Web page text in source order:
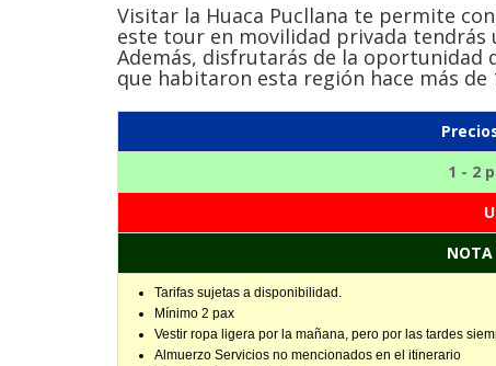
Visitar la Huaca Pucllana te permite
este tour en movilidad privada tendrás
Además, disfrutarás de la oportunidad
que habitaron esta región hace más de
1 - 2
NOTA
Tarifas sujetas a disponibilidad.
Mínimo 2 pax
Vestir ropa ligera por la mañana, pero por las tardes
Almuerzo Servicios no mencionados en el itinerario